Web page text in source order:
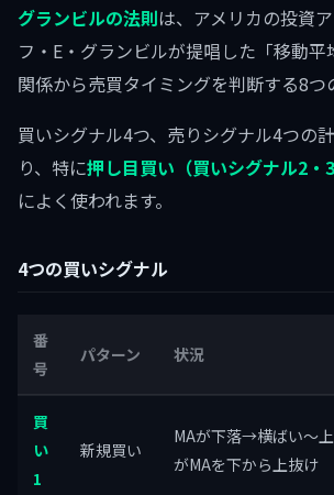
グランビルの法則は、アメリカの投資
フ・E・グランビルが提唱した「移動
関係から売買タイミングを判断する8つ
買いシグナル4つ、売りシグナル4つの
り、特に押し目買い（買いシグナル2・3
によく使われます。
4つの買いシグナル
番
号
パターン 状況
買
い
1
新規買い
MAが下落→横ばい〜
がMAを下から上抜け